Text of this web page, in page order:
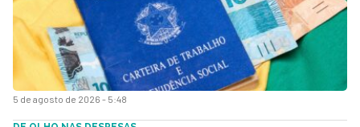
5 de agosto de 2026 - 5:48